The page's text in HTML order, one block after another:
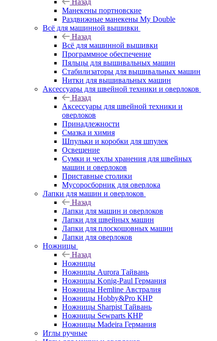
Назад
Манекены портновские
Раздвижные манекены My Double
Всё для машинной вышивки
Назад
Всё для машинной вышивки
Программное обеспечение
Пяльцы для вышивальных машин
Стабилизаторы для вышивальных машин
Нитки для вышивальных машин
Аксессуары для швейной техники и оверлоков
Назад
Аксессуары для швейной техники и
оверлоков
Принадлежности
Смазка и химия
Шпульки и коробки для шпулек
Освещение
Сумки и чехлы хранения для швейных
машин и оверлоков
Приставные столики
Мусоросборник для оверлока
Лапки для машин и оверлоков
Назад
Лапки для машин и оверлоков
Лапки для швейных машин
Лапки для плоскошовных машин
Лапки для оверлоков
Ножницы
Назад
Ножницы
Ножницы Aurora Тайвань
Ножницы Konig-Paul Германия
Ножницы Hemline Австралия
Ножницы Hobby&Pro КНР
Ножницы Sharpist Тайвань
Ножницы Sewparts КНР
Ножницы Madeira Германия
Иглы ручные